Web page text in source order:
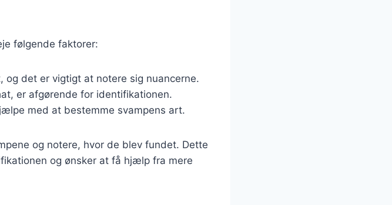
følgende faktorer:
og det er vigtigt at notere sig nuancerne.
er afgørende for identifikationen.
med at bestemme svampens art.
og notere, hvor de blev fundet. Dette
og ønsker at få hjælp fra mere